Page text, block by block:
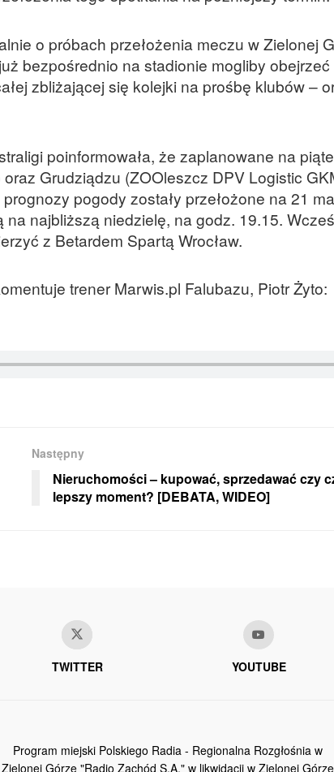
o próbach przełożenia meczu w Zielonej
bezpośrednio na stadionie mogliby obejrzeć
zbliżającej się kolejki na prośbę klubów –
poinformowała, że zaplanowane na
Grudziądzu (ZOOleszcz DPV Logistic
pogody zostały przełożone na 21
najbliższą niedzielę, na godz. 19.15.
z Betardem Spartą Wrocław.
trener Marwis.pl Falubazu, Piotr Żyto:
Następny
Nieruchomości – kupować, sprzedawać czy
lepszy moment? [DEBATA, WIDEO]
TWITTER YOUTUBE
Program miejski Polskiego Radia - Regionalna Rozgłośnia w
Zielonej Górze "Radio Zachód S.A." w likwidacji w Zielonej Górze